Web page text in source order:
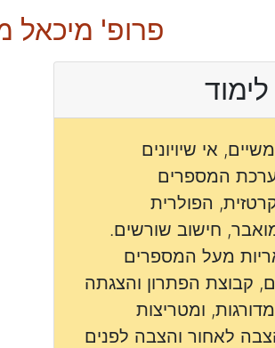
פרופ' מיכאל
אי שיויונים
המספרים
הפולרית
חישוב שורשים.
מעל המספרים
קבוצת הפתרון והצגתה
ומטריצות
לאחור והצבה לפנים